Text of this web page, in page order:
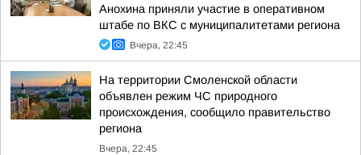
Анохина приняли участие в оперативном
штабе по ВКС с муниципалитетами региона
Вчера, 22:45
На территории Смоленской области
объявлен режим ЧС природного
происхождения, сообщило правительство
региона
Вчера, 22:45